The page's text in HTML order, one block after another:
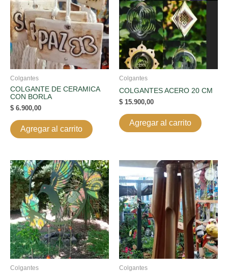
Colgantes
COLGANTE DE CERAMICA
CON BORLA
$ 6.900,00
Agregar al carrito
Colgantes
COLGANTES ACERO 20 CM
$ 15.900,00
Agregar al carrito
Colgantes Colgantes